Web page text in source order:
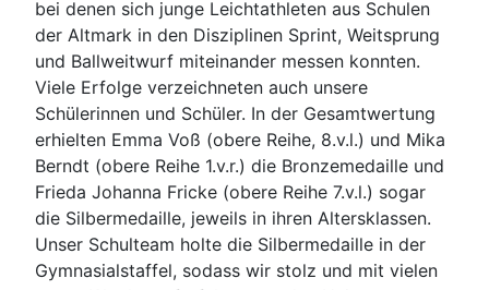
bei denen sich junge Leichtathleten aus Schulen
der Altmark in den Disziplinen Sprint, Weitsprung
und Ballweitwurf miteinander messen konnten.
Viele Erfolge verzeichneten auch unsere
Schülerinnen und Schüler. In der Gesamtwertung
erhielten Emma Voß (obere Reihe, 8.v.l.) und Mika
Berndt (obere Reihe 1.v.r.) die Bronzemedaille und
Frieda Johanna Fricke (obere Reihe 7.v.l.) sogar
die Silbermedaille, jeweils in ihren Altersklassen.
Unser Schulteam holte die Silbermedaille in der
Gymnasialstaffel, sodass wir stolz und mit vielen